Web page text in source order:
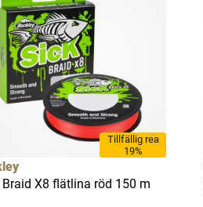
Tillfällig rea
19%
X8 flätlina röd 150 m